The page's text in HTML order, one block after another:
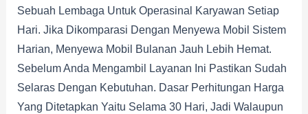
Sebuah Lembaga Untuk Operasinal Karyawan Setiap
Hari. Jika Dikomparasi Dengan Menyewa Mobil Sistem
Harian, Menyewa Mobil Bulanan Jauh Lebih Hemat.
Sebelum Anda Mengambil Layanan Ini Pastikan Sudah
Selaras Dengan Kebutuhan. Dasar Perhitungan Harga
Yang Ditetapkan Yaitu Selama 30 Hari, Jadi Walaupun